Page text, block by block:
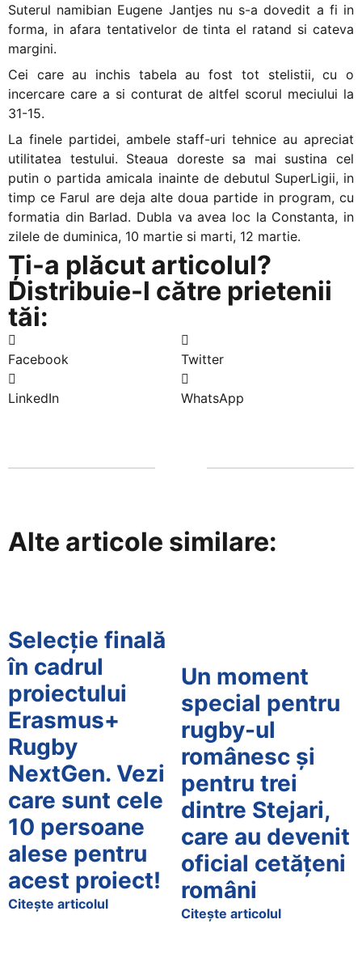
Suterul namibian Eugene Jantjes nu s-a dovedit a fi in
forma, in afara tentativelor de tinta el ratand si cateva
margini.
Cei care au inchis tabela au fost tot stelistii, cu o
incercare care a si conturat de altfel scorul meciului la
31-15.
La finele partidei, ambele staff-uri tehnice au apreciat
utilitatea testului. Steaua doreste sa mai sustina cel
putin o partida amicala inainte de debutul SuperLigii, in
timp ce Farul are deja alte doua partide in program, cu
formatia din Barlad. Dubla va avea loc la Constanta, in
zilele de duminica, 10 martie si marti, 12 martie.
Ți-a plăcut articolul?
Distribuie-l către prietenii
tăi:
Facebook Twitter
LinkedIn WhatsApp
Alte articole similare:
Selecție finală
în cadrul
proiectului
Erasmus+
Rugby
NextGen. Vezi
care sunt cele
10 persoane
alese pentru
acest proiect!
Citește articolul
Un moment
special pentru
rugby-ul
românesc și
pentru trei
dintre Stejari,
care au devenit
oficial cetățeni
români
Citește articolul